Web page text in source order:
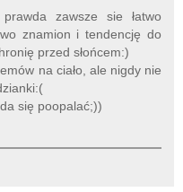
zawsze sie łatwo
znamion i tendencję do
przed słońcem:)
na ciało, ale nigdy nie
się poopalać;))